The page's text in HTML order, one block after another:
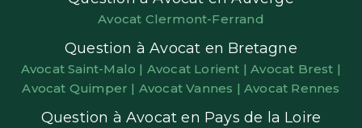
Avocat Clermont-Ferrand
Question à Avocat en Bretagne
Avocat Saint-Malo | Avocat Lorient |Avocat Brest |
Avocat Quimper | Avocat Vannes | Avocat Rennes
Question à Avocat en Pays de la Loire